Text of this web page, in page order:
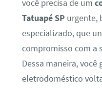
você precisa de um
Tatuapé SP urgente,
especializado, que
compromisso com a
Dessa maneira, você
eletrodoméstico